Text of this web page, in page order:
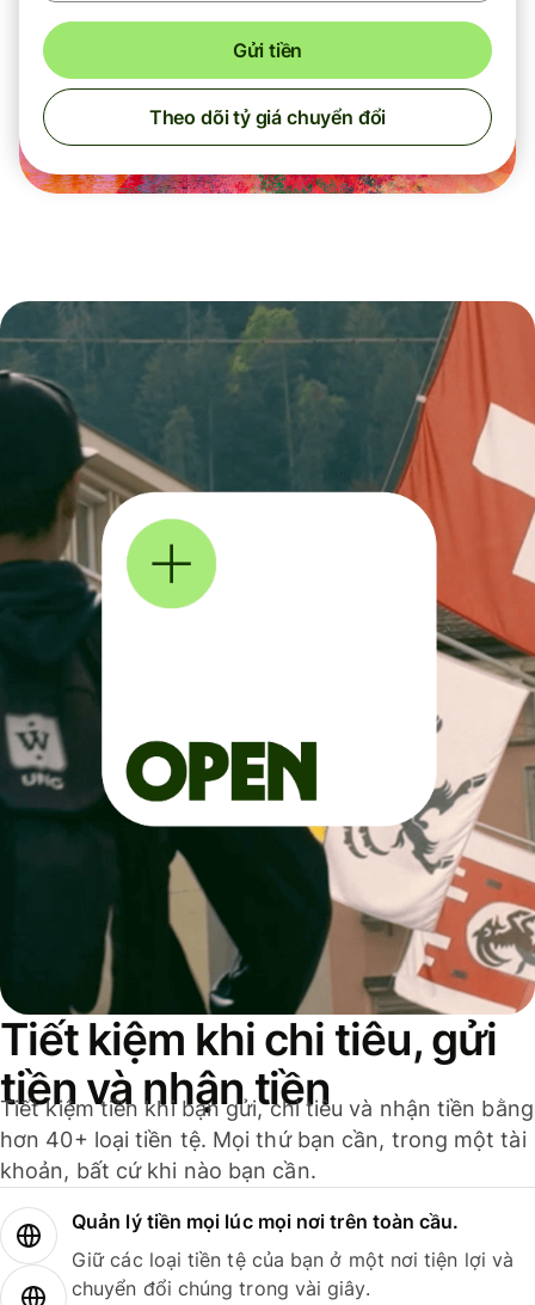
Gửi tiền
Theo dõi tỷ giá chuyển đổi
Tiết kiệm khi chi tiêu, gửi
tiền và nhận tiền
Tiết kiệm tiền khi bạn gửi, chi tiêu và nhận tiền bằng
hơn 40+ loại tiền tệ. Mọi thứ bạn cần, trong một tài
khoản, bất cứ khi nào bạn cần.
Quản lý tiền mọi lúc mọi nơi trên toàn cầu.
Giữ các loại tiền tệ của bạn ở một nơi tiện lợi và
chuyển đổi chúng trong vài giây.